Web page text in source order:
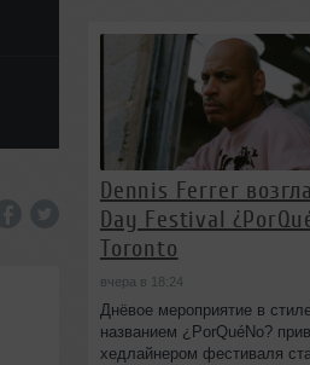
Dennis Ferrer
Day Festival
Toronto
вчера в 18:24
Днёвое мероприятие в
названием ¿PorQuéNo?
хедлайнером фестиваля